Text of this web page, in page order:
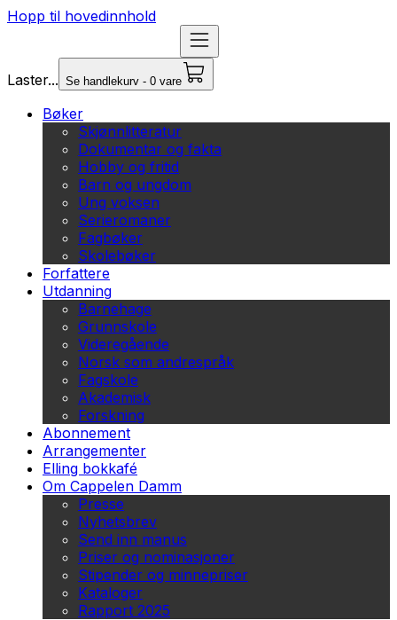
Hopp til hovedinnhold
Laster... Se handlekurv - 0 vare
Bøker
Skjønnlitteratur
Dokumentar og fakta
Hobby og fritid
Barn og ungdom
Ung voksen
Serieromaner
Fagbøker
Skolebøker
Forfattere
Utdanning
Barnehage
Grunnskole
Videregående
Norsk som andrespråk
Fagskole
Akademisk
Forskning
Abonnement
Arrangementer
Elling bokkafé
Om Cappelen Damm
Presse
Nyhetsbrev
Send inn manus
Priser og nominasjoner
Stipender og minnepriser
Kataloger
Rapport 2025